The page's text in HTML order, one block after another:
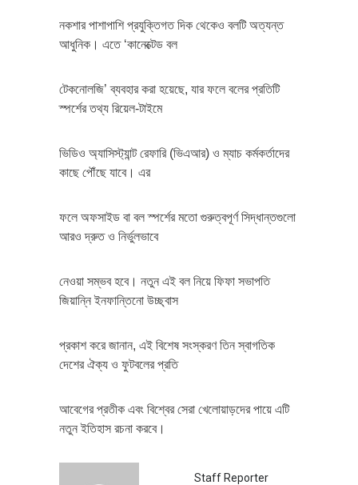
নকশার পাশাপাশি প্রযুক্তিগত দিক থেকেও বলটি অত্যন্ত
আধুনিক। এতে ‘কানেক্টেড বল
টেকনোলজি’ ব্যবহার করা হয়েছে, যার ফলে বলের প্রতিটি
স্পর্শের তথ্য রিয়েল-টাইমে
ভিডিও অ্যাসিস্ট্যান্ট রেফারি (ভিএআর) ও ম্যাচ কর্মকর্তাদের
কাছে পৌঁছে যাবে। এর
ফলে অফসাইড বা বল স্পর্শের মতো গুরুত্বপূর্ণ সিদ্ধান্তগুলো
আরও দ্রুত ও নির্ভুলভাবে
নেওয়া সম্ভব হবে। নতুন এই বল নিয়ে ফিফা সভাপতি
জিয়ান্নি ইনফান্তিনো উচ্ছ্বাস
প্রকাশ করে জানান, এই বিশেষ সংস্করণ তিন স্বাগতিক
দেশের ঐক্য ও ফুটবলের প্রতি
আবেগের প্রতীক এবং বিশ্বের সেরা খেলোয়াড়দের পায়ে এটি
নতুন ইতিহাস রচনা করবে।
Staff Reporter